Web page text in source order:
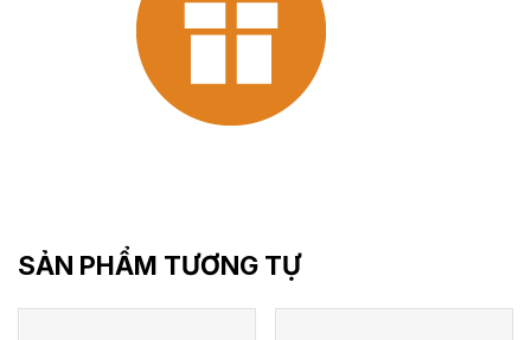
SẢN PHẨM TƯƠNG TỰ